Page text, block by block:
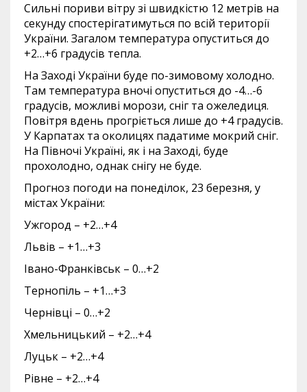
Сильні пориви вітру зі швидкістю 12 метрів на
секунду спостерігатимуться по всій території
України. Загалом температура опуститься до
+2…+6 градусів тепла.
На Заході України буде по-зимовому холодно.
Там температура вночі опуститься до -4…-6
градусів, можливі морози, сніг та ожеледиця.
Повітря вдень прогріється лише до +4 градусів.
У Карпатах та околицях падатиме мокрий сніг.
На Півночі Україні, як і на Заході, буде
прохолодно, однак снігу не буде.
Прогноз погоди на понеділок, 23 березня, у
містах України:
Ужгород – +2…+4
Львів – +1…+3
Івано-Франківськ – 0…+2
Тернопіль – +1…+3
Чернівці – 0…+2
Хмельницький – +2…+4
Луцьк – +2…+4
Рівне – +2…+4